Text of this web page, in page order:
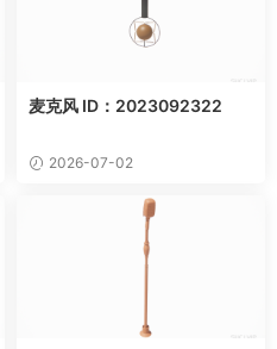
麦克风 ID：2023092322
2026-07-02